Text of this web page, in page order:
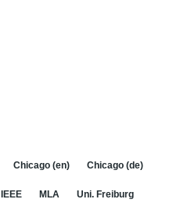
Chicago (en) Chicago (de)
IEEE MLA Uni. Freiburg